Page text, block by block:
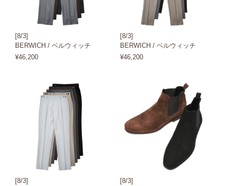
[8/3]
BERWICH / ベルウィッチ
¥46,200
[8/3]
BERWICH / ベルウィッチ
¥46,200
[8/3]
[8/3]